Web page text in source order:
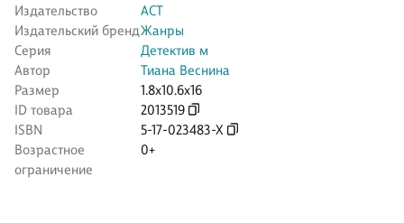
Издательство
АСТ
Издательский брендЖанры
Серия
Детектив м
Автор
Тиана Веснина
Размер
1.8x10.6x16
ID товара
2013519
ISBN
5-17-023483-X
Возрастное
ограничение
0+